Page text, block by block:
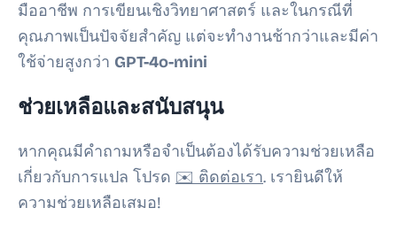
มืออาชีพ การเขียนเชิงวิทยาศาสตร์ และในกรณีที่
คุณภาพเป็นปัจจัยสำคัญ แต่จะทำงานช้ากว่าและมีค่า
ใช้จ่ายสูงกว่า GPT-4o-mini
ช่วยเหลือและสนับสนุน
หากคุณมีคำถามหรือจำเป็นต้องได้รับความช่วยเหลือ
เกี่ยวกับการแปล โปรด ✉️ ติดต่อเรา. เรายินดีให้
ความช่วยเหลือเสมอ!